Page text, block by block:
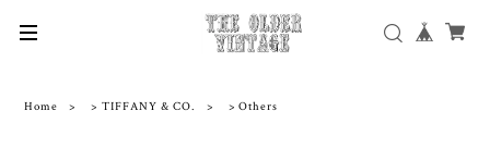
Home > TIFFANY & CO. > Others